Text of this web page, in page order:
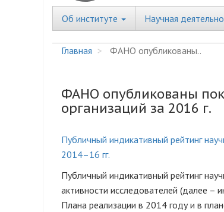
Central
Об институте Научная
Главная ФАНО опубликованы..
ФАНО опубликованы
организаций за 2016 г.
Публичный индикативный рейтинг
2014–16 гг.
Публичный индикативный рейтинг
активности исследователей (далее –
Плана реализации в 2014 году и в